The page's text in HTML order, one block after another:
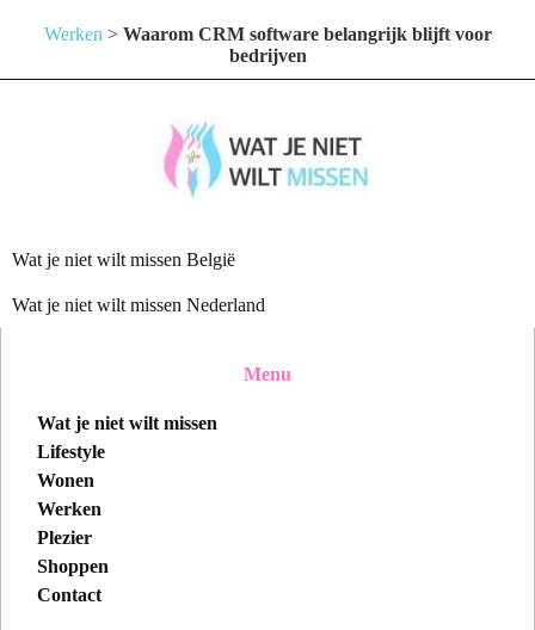
Werken > Waarom CRM software belangrijk blijft voor
bedrijven
Wat je niet wilt missen België
Wat je niet wilt missen Nederland
Menu
Wat je niet wilt missen
Lifestyle
Wonen
Werken
Plezier
Shoppen
Contact